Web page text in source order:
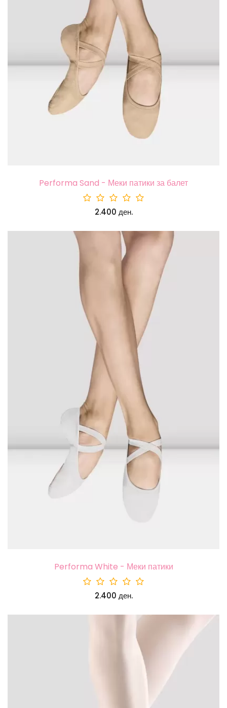
Performa Sand - Меки патики за балет
2.400 ден.
Performa White - Меки патики
2.400 ден.